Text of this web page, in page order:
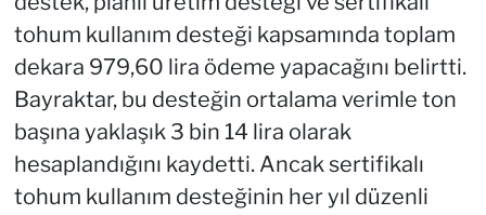
tohum kullanım desteği kapsamında toplam
dekara 979,60 lira ödeme yapacağını belirtti.
Bayraktar, bu desteğin ortalama verimle ton
başına yaklaşık 3 bin 14 lira olarak
hesaplandığını kaydetti. Ancak sertifikalı
tohum kullanım desteğinin her yıl düzenli